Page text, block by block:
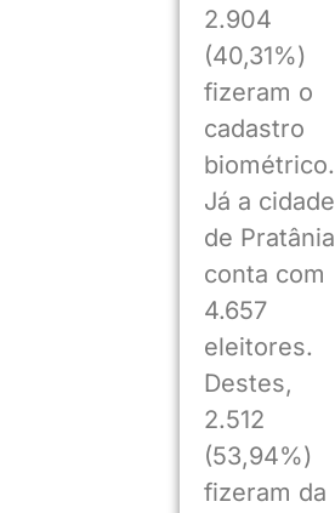
2.904
(40,31%)
fizeram o
cadastro
biométrico.
Já a cidade
de Pratânia
conta com
4.657
eleitores.
Destes,
2.512
(53,94%)
fizeram da